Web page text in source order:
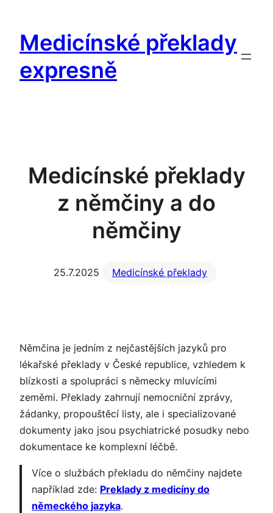
obsahMedicínské překlady
expresně
Medicínské překlady
z němčiny a do
němčiny
25.7.2025 Medicínské překlady
Němčina je jedním z nejčastějších jazyků pro
lékařské překlady v České republice, vzhledem k
blízkosti a spolupráci s německy mluvícími
zeměmi. Překlady zahrnují nemocniční zprávy,
žádanky, propouštěcí listy, ale i specializované
dokumenty jako jsou psychiatrické posudky nebo
dokumentace ke komplexní léčbě.
Více o službách překladu do němčiny najdete
například zde: Preklady z medicíny do
německého jazyka.